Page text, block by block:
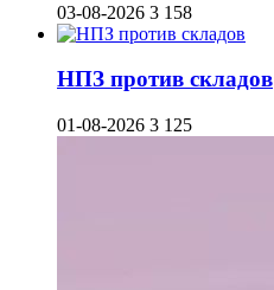
03-08-2026 3 158
НПЗ против складов
01-08-2026 3 125